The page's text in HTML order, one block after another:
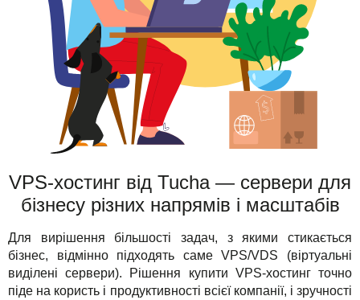
VPS-хостинг від Tucha — сервери для
бізнесу різних напрямів і масштабів
Для вирішення більшості задач, з якими стикається
бізнес, відмінно підходять саме VPS/VDS (віртуальні
виділені сервери). Рішення купити VPS-хостинг точно
піде на користь і продуктивності всієї компанії, і зручності